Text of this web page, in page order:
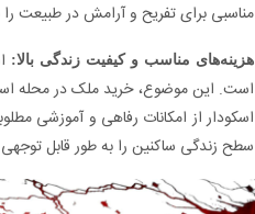
مناسبی برای تفریح و آرامش در طبیعت
هزینه‌های مناسب و کیفیت زندگی بالا:
است. این موضوع، خرید ملک در محله
اسکودار از امکانات رفاهی و آموزشی
سطح زندگی ساکنین را به طور قابل